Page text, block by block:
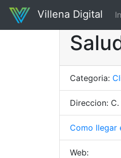
Villena Digital
Categoria:
Direccion:
Como llegar
Web: